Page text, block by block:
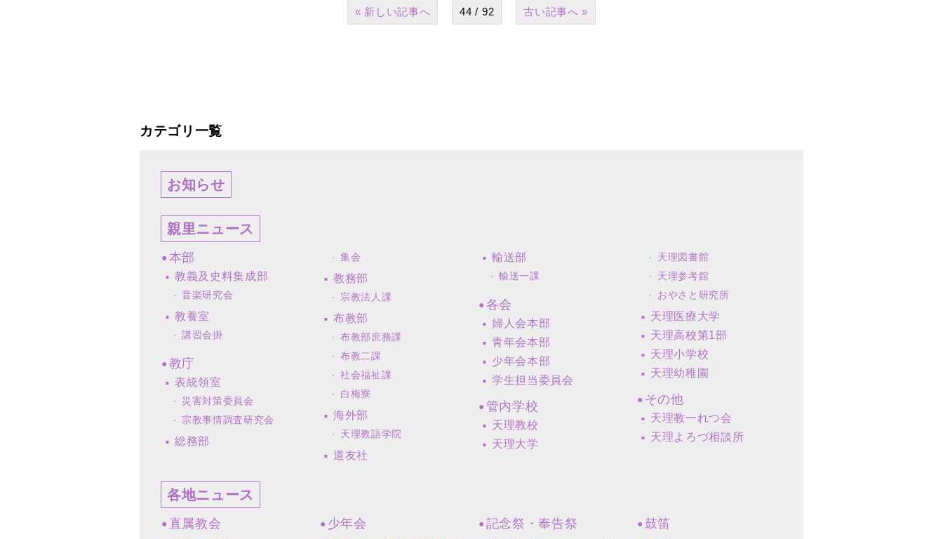
44 / 92
« »
カテゴリ一覧
お知らせ
親里ニュース
本部
教義及史料集成部
音楽研究会
教養室
講習会掛
教庁
表統領室
災害対策委員会
宗教事情調査研究会
総務部
集会
教務部
宗教法人課
布教部
布教部庶務課
布教二課
社会福祉課
白梅寮
海外部
天理教語学院
道友社
輸送部
輸送一課
各会
婦人会本部
青年会本部
少年会本部
学生担当委員会
管内学校
天理教校
天理大学
天理図書館
天理参考館
おやさと研究所
天理医療大学
天理高校第1部
天理小学校
天理幼稚園
その他
天理教一れつ会
天理よろづ相談所
各地ニュース
直属教会
少年会
記念祭・奉告祭
鼓笛